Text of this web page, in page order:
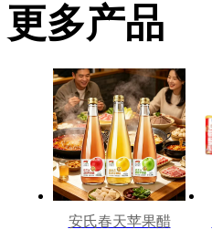
更多产品
安氏春天苹果醋